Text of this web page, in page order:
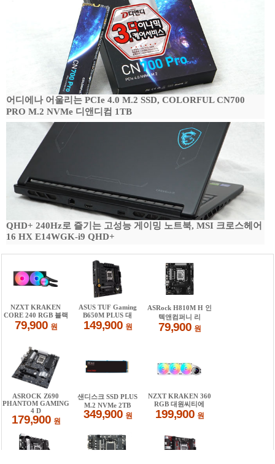
어디에나 어울리는 PCIe 4.0 M.2 SSD, COLORFUL CN700
PRO M.2 NVMe 디앤디컴 1TB
QHD+ 240Hz로 즐기는 고성능 게이밍 노트북, MSI 크로스헤어
16 HX E14WGK-i9 QHD+